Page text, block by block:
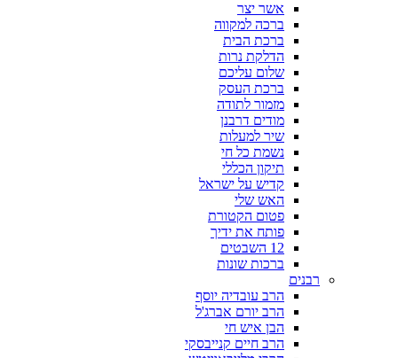
אשר יצר
ברכה למקווה
ברכת הבית
הדלקת נרות
שלום עליכם
ברכת העסק
מזמור לתודה
מודים דרבנן
שיר למעלות
נשמת כל חי
תיקון הכללי
קדיש על ישראל
האש שלי
פטום הקטורת
פותח את ידיך
12 השבטים
ברכות שונות
רבנים
הרב עובדיה יוסף
הרב יורם אברג'ל
הבן איש חי
הרב חיים קנייבסקי